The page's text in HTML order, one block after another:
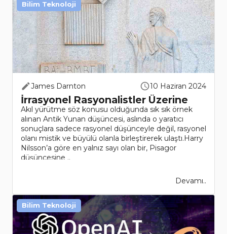
James Darnton 10 Haziran 2024
İrrasyonel Rasyonalistler Üzerine
Akıl yürütme söz konusu olduğunda sık sık örnek
alınan Antik Yunan düşüncesi, aslında o yaratıcı
sonuçlara sadece rasyonel düşünceyle değil, rasyonel
olanı mistik ve büyülü olanla birleştirerek ulaştı.Harry
Nilsson’a göre en yalnız sayı olan bir, Pisagor
düşüncesine ..
Devamı..
Bilim Teknoloji
Bilim Teknoloji